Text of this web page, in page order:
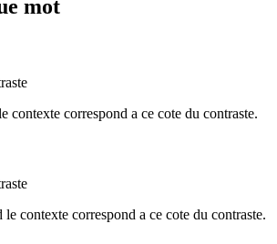
mot
contexte correspond a ce cote du contraste.
contexte correspond a ce cote du contraste.